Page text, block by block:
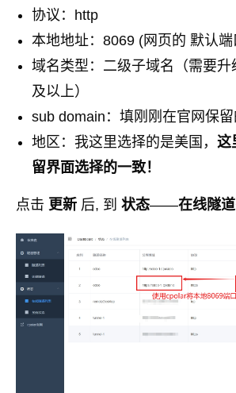
协议：http
本地地址：8069 (网页的 默认端
域名类型：二级子域名（需要
及以上）
sub domain：填刚刚在官网保
地区：我这里选择的是美国， 这
留界面选择的一致！
点击 更新 后, 到 状态——在线隧